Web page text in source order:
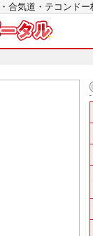
・合気道・テコン